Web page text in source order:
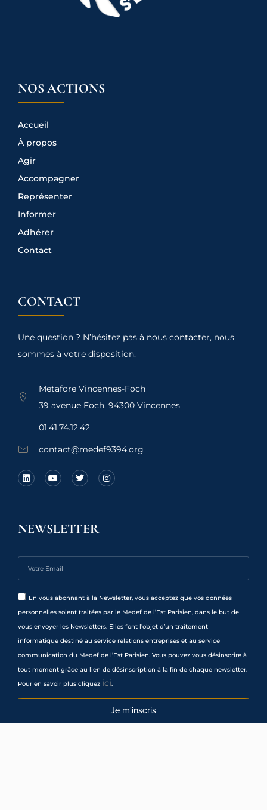
NOS ACTIONS
Accueil
À propos
Agir
Accompagner
Représenter
Informer
Adhérer
Contact
CONTACT
Une question ? N’hésitez pas à nous contacter, nous
sommes à votre disposition.
Metafore Vincennes-Foch
39 avenue Foch, 94300 Vincennes
01.41.74.12.42
contact@medef9394.org
NEWSLETTER
En vous abonnant à la Newsletter, vous acceptez que vos données
personnelles soient traitées par le Medef de l’Est Parisien, dans le but de
vous envoyer les Newsletters. Elles font l’objet d’un traitement
informatique destiné au service relations entreprises et au service
communication du Medef de l’Est Parisien. Vous pouvez vous désinscrire à
tout moment grâce au lien de désinscription à la fin de chaque newsletter.
Pour en savoir plus cliquez ici.
Je m'inscris